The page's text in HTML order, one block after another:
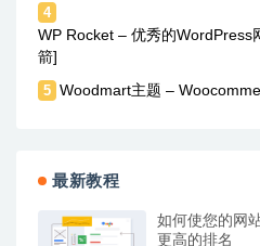
4
WP Rocket – 优秀的WordPress
箭]
5 Woodmart主题 –
最新教程
如何使您的网
更高的排名